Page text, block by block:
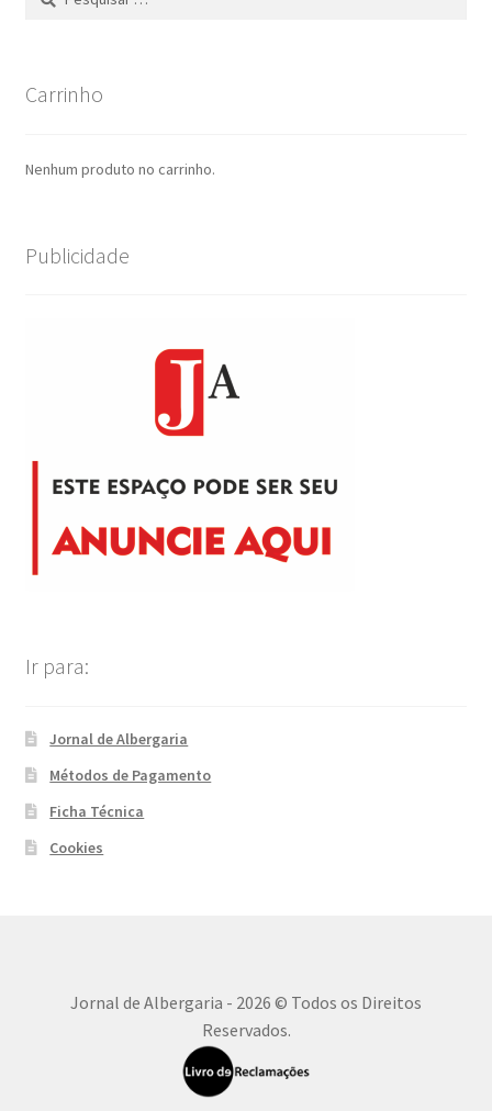
Carrinho
Nenhum produto no carrinho.
Publicidade
Ir para:
Jornal de Albergaria
Métodos de Pagamento
Ficha Técnica
Cookies
Jornal de Albergaria - 2026 © Todos os Direitos
Reservados.